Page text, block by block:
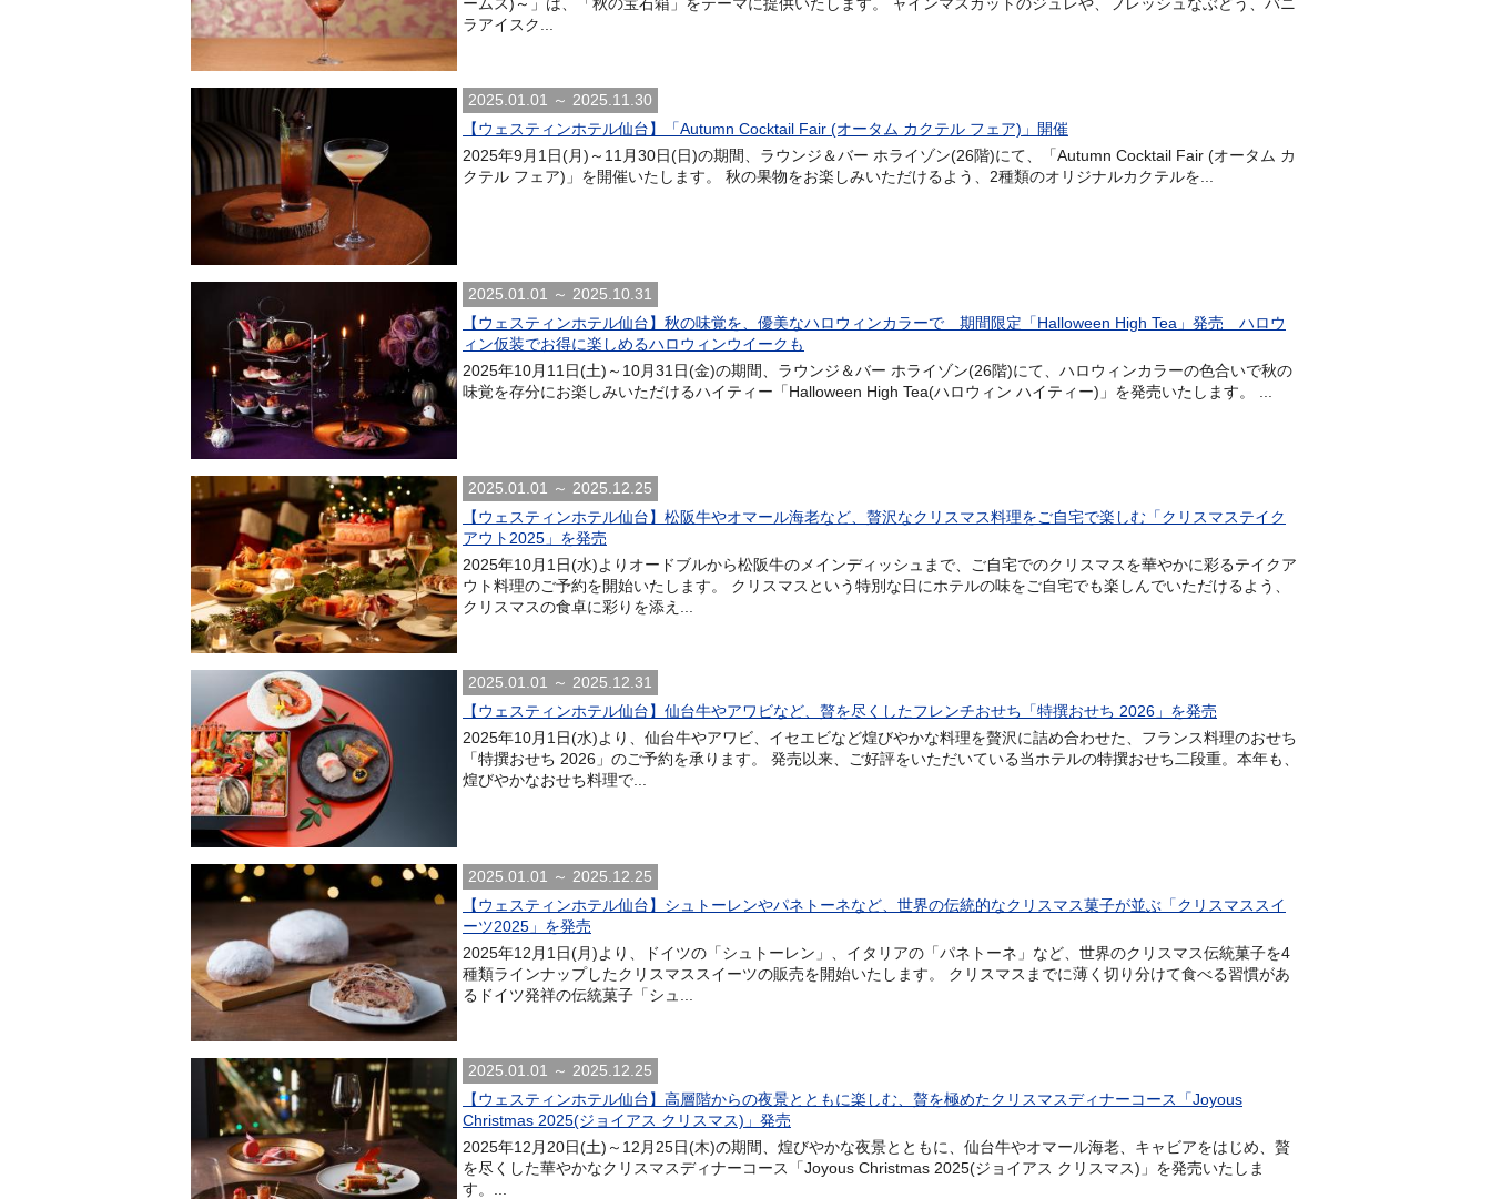
ラアイスク...
2025.01.01 ～ 2025.11.30
【ウェスティンホテル仙台】「Autumn Cocktail Fair (オータム カクテル フェア)」開催
2025年9月1日(月)～11月30日(日)の期間、ラウンジ＆バー ホライゾン(26階)にて、「Autumn Cocktail Fair (オータム カ
クテル フェア)」を開催いたします。 秋の果物をお楽しみいただけるよう、2種類のオリジナルカクテルを...
2025.01.01 ～ 2025.10.31
【ウェスティンホテル仙台】秋の味覚を、優美なハロウィンカラーで 期間限定「Halloween High Tea」発売 ハロウ
ィン仮装でお得に楽しめるハロウィンウイークも
2025年10月11日(土)～10月31日(金)の期間、ラウンジ＆バー ホライゾン(26階)にて、ハロウィンカラーの色合いで秋の
味覚を存分にお楽しみいただけるハイティー「Halloween High Tea(ハロウィン ハイティー)」を発売いたします。 ...
2025.01.01 ～ 2025.12.25
【ウェスティンホテル仙台】松阪牛やオマール海老など、贅沢なクリスマス料理をご自宅で楽しむ「クリスマステイク
アウト2025」を発売
2025年10月1日(水)よりオードブルから松阪牛のメインディッシュまで、ご自宅でのクリスマスを華やかに彩るテイクア
ウト料理のご予約を開始いたします。 クリスマスという特別な日にホテルの味をご自宅でも楽しんでいただけるよう、
クリスマスの食卓に彩りを添え...
2025.01.01 ～ 2025.12.31
【ウェスティンホテル仙台】仙台牛やアワビなど、贅を尽くしたフレンチおせち「特撰おせち 2026」を発売
2025年10月1日(水)より、仙台牛やアワビ、イセエビなど煌びやかな料理を贅沢に詰め合わせた、フランス料理のおせち
「特撰おせち 2026」のご予約を承ります。 発売以来、ご好評をいただいている当ホテルの特撰おせち二段重。本年も、
煌びやかなおせち料理で...
2025.01.01 ～ 2025.12.25
【ウェスティンホテル仙台】シュトーレンやパネトーネなど、世界の伝統的なクリスマス菓子が並ぶ「クリスマススイ
ーツ2025」を発売
2025年12月1日(月)より、ドイツの「シュトーレン」、イタリアの「パネトーネ」など、世界のクリスマス伝統菓子を4
種類ラインナップしたクリスマススイーツの販売を開始いたします。 クリスマスまでに薄く切り分けて食べる習慣があ
るドイツ発祥の伝統菓子「シュ...
2025.01.01 ～ 2025.12.25
【ウェスティンホテル仙台】高層階からの夜景とともに楽しむ、贅を極めたクリスマスディナーコース「Joyous
Christmas 2025(ジョイアス クリスマス)」発売
2025年12月20日(土)～12月25日(木)の期間、煌びやかな夜景とともに、仙台牛やオマール海老、キャビアをはじめ、贅
を尽くした華やかなクリスマスディナーコース「Joyous Christmas 2025(ジョイアス クリスマス)」を発売いたしま
す。...